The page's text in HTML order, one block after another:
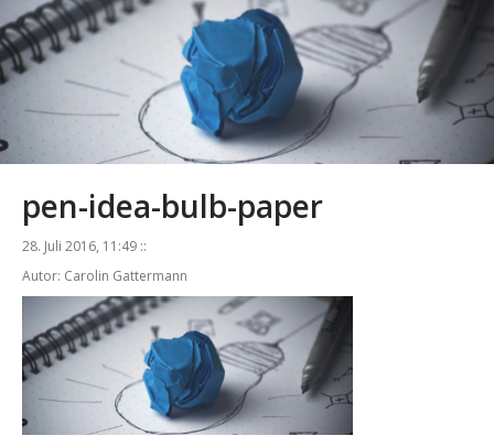
pen-idea-bulb-paper
28. Juli 2016, 11:49 ::
Autor: Carolin Gattermann